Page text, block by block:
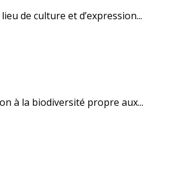
de culture et d’expression...
à la biodiversité propre aux...